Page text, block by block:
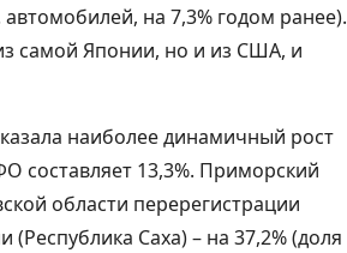
на 7,3% годом ранее).
самой Японии, но и из США, и
наиболее динамичный рост
составляет 13,3%. Приморский
области перерегистрации
(Республика Саха) – на 37,2% (доля